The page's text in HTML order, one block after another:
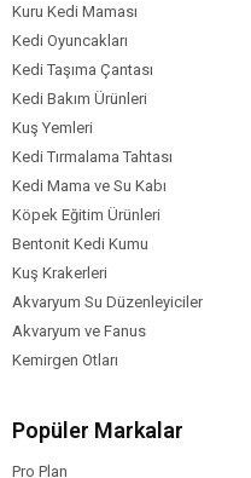
Kuru Kedi Maması
Kedi Oyuncakları
Kedi Taşıma Çantası
Kedi Bakım Ürünleri
Kuş Yemleri
Kedi Tırmalama Tahtası
Kedi Mama ve Su Kabı
Köpek Eğitim Ürünleri
Bentonit Kedi Kumu
Kuş Krakerleri
Akvaryum Su Düzenleyiciler
Akvaryum ve Fanus
Kemirgen Otları
Popüler Markalar
Pro Plan